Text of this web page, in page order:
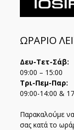
ΩΡΑΡΙΟ
Δευ-Τετ-Σάβ:
09:00 – 15:00
Τρι-Πεμ-Παρ:
09:00-14:00 &
Παρακαλούμε να
σας κατά το